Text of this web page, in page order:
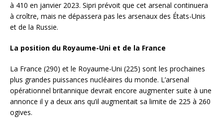
à 410 en janvier 2023. Sipri prévoit que cet arsenal continuera
à croître, mais ne dépassera pas les arsenaux des États-Unis
et de la Russie.
La position du Royaume-Uni et de la France
La France (290) et le Royaume-Uni (225) sont les prochaines
plus grandes puissances nucléaires du monde. L’arsenal
opérationnel britannique devrait encore augmenter suite à une
annonce il y a deux ans qu’il augmentait sa limite de 225 à 260
ogives.